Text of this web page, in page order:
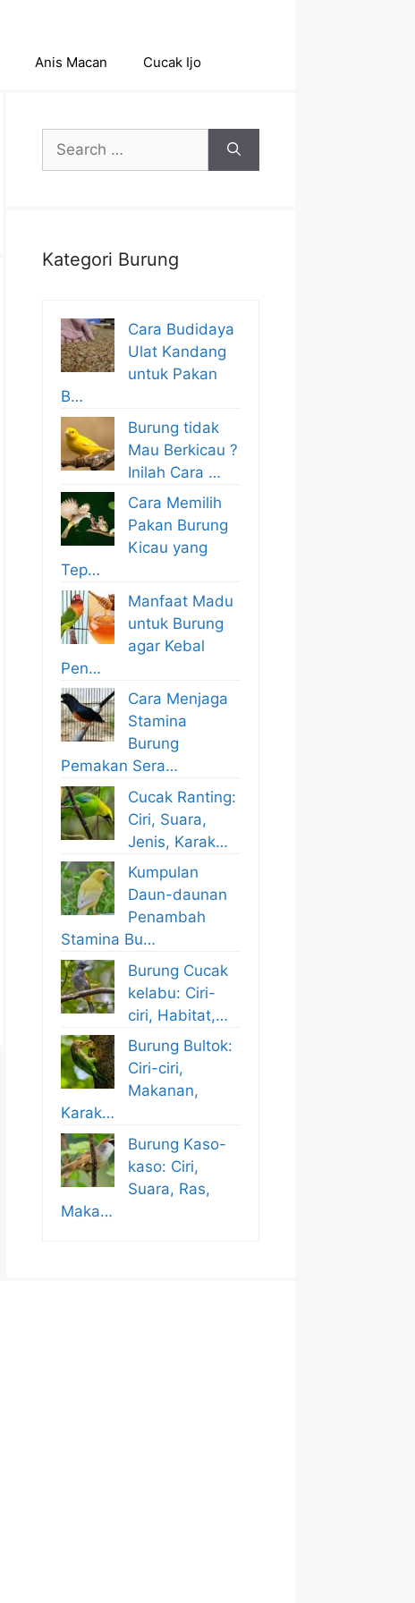
Anis Macan Cucak Ijo
Search
for:
Kategori Burung
Cara Budidaya
Ulat Kandang
untuk Pakan
B…
Burung tidak
Mau Berkicau ?
Inilah Cara …
Cara Memilih
Pakan Burung
Kicau yang
Tep…
Manfaat Madu
untuk Burung
agar Kebal
Pen…
Cara Menjaga
Stamina
Burung
Pemakan Sera…
Cucak Ranting:
Ciri, Suara,
Jenis, Karak…
Kumpulan
Daun-daunan
Penambah
Stamina Bu…
Burung Cucak
kelabu: Ciri-
ciri, Habitat,…
Burung Bultok:
Ciri-ciri,
Makanan,
Karak…
Burung Kaso-
kaso: Ciri,
Suara, Ras,
Maka…